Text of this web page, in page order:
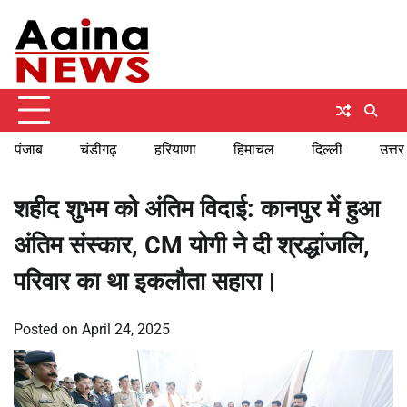
content
पंजाब चंडीगढ़ हरियाणा हिमाचल दिल्ली
शहीद शुभम को अंतिम विदाई: कानपुर में हुआ
अंतिम संस्कार, CM योगी ने दी श्रद्धांजलि,
परिवार का था इकलौता सहारा।
Posted on April 24, 2025